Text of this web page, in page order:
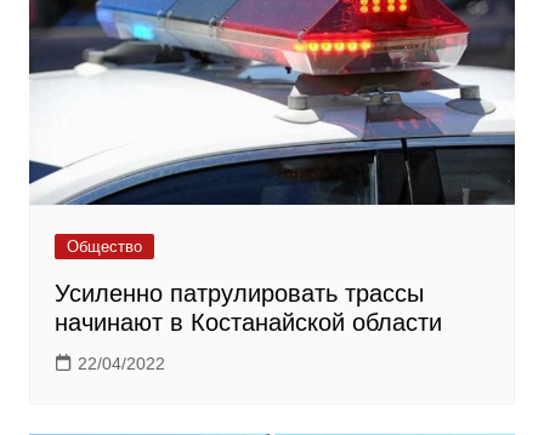
Общество
Усиленно патрулировать трассы
начинают в Костанайской области
22/04/2022